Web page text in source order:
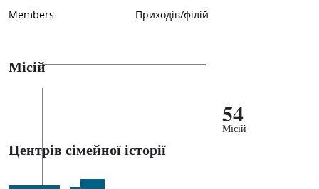
Members Приходів/філій
Місій
54
Місій
Центрів сімейної історії